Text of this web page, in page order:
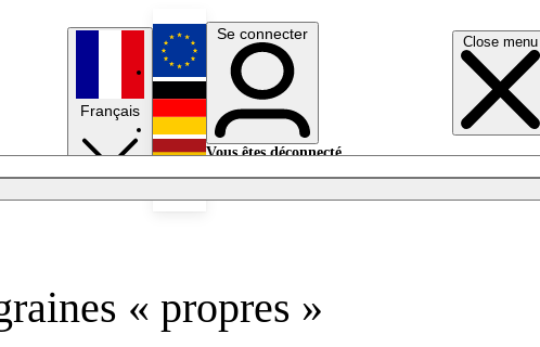
Close menu
Français
English
Deutsch
Se connecter
Vous êtes déconnecté.
« propres »